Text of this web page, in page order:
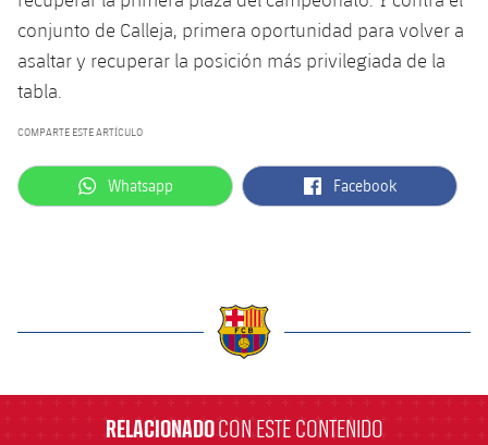
VALORANT Rising
VALORANT Game Changers
conjunto de Calleja, primera oportunidad para volver a
asaltar y recuperar la posición más privilegiada de la
tabla.
COMPARTE ESTE ARTÍCULO
label.aria.whatsapp
Whatsapp label.aria.facebook
Facebook
RELACIONADOCON ESTE CONTENIDO